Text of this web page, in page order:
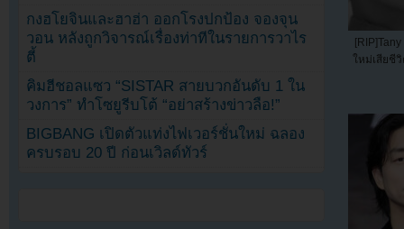
ใหม่เสียชี
กงฮโยจินและฮาฮ่า ออกโรงปกป้อง จองจุน
วอน หลังถูกวิจารณ์เรื่องท่าทีในรายการวาไร
ตี้
คิมฮีชอลแซว “SISTAR สายบวกอันดับ 1 ใน
วงการ” ทำโซยูรีบโต้ “อย่าสร้างข่าวลือ!”
BIGBANG เปิดตัวแท่งไฟเวอร์ชั่นใหม่ ฉลอง
ครบรอบ 20 ปี ก่อนเวิลด์ทัวร์